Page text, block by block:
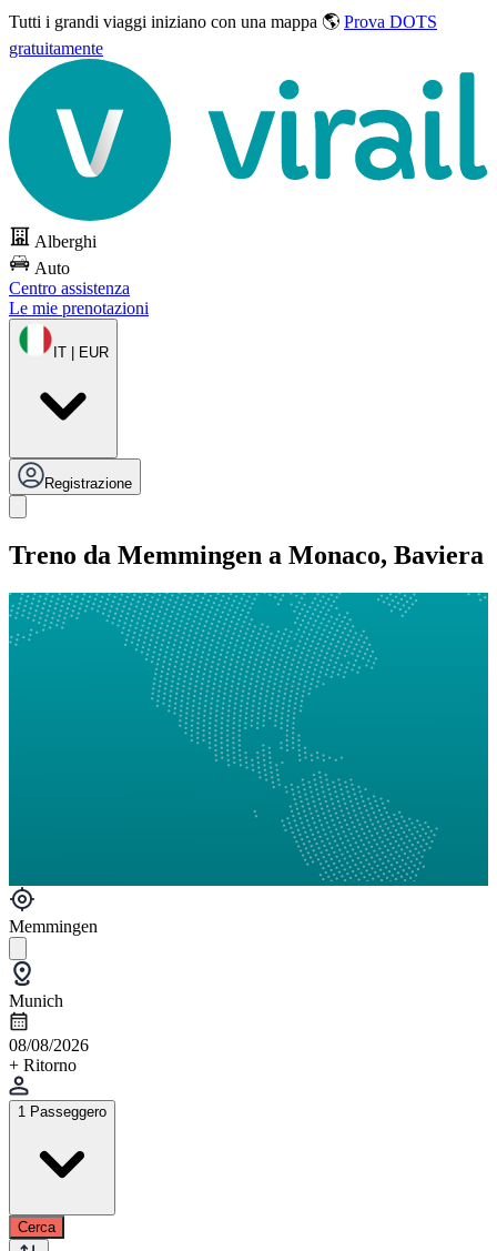
Tutti i grandi viaggi iniziano con una mappa 🌎 Prova DOTS
gratuitamente
Alberghi
Auto
Centro assistenza
Le mie prenotazioni
IT | EUR
Registrazione
Treno da Memmingen a Monaco, Baviera
Memmingen
Munich
08/08/2026
+ Ritorno
1 Passeggero
Cerca